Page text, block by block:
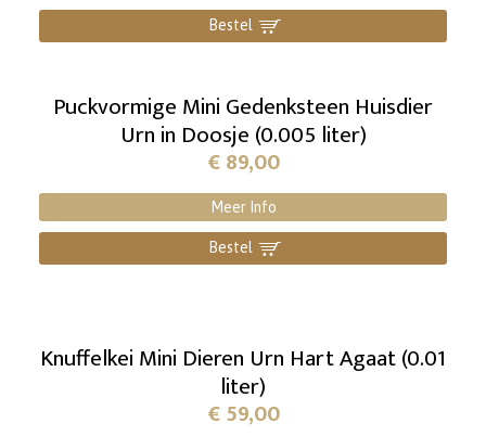
Bestel ]
Puckvormige Mini Gedenksteen Huisdier
Urn in Doosje (0.005 liter)
€89,00
Meer Info
Bestel ]
Knuffelkei Mini Dieren Urn Hart Agaat (0.01
liter)
€59,00